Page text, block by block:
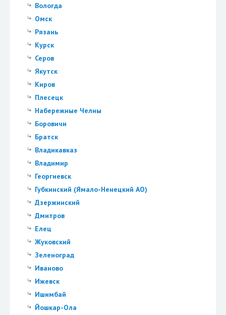
Вологда
Омск
Рязань
Курск
Серов
Якутск
Киров
Плесецк
Набережные Челны
Боровичи
Братск
Владикавказ
Владимир
Георгиевск
Губкинский (Ямало-Ненецкий АО)
Дзержинский
Дмитров
Елец
Жуковский
Зеленоград
Иваново
Ижевск
Ишимбай
Йошкар-Ола